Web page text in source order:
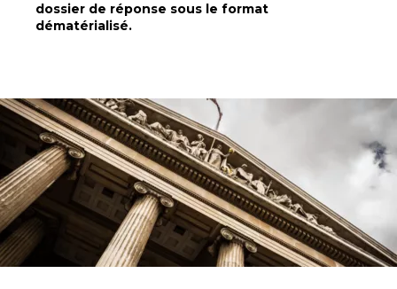
dossier de réponse sous le format
dématérialisé.